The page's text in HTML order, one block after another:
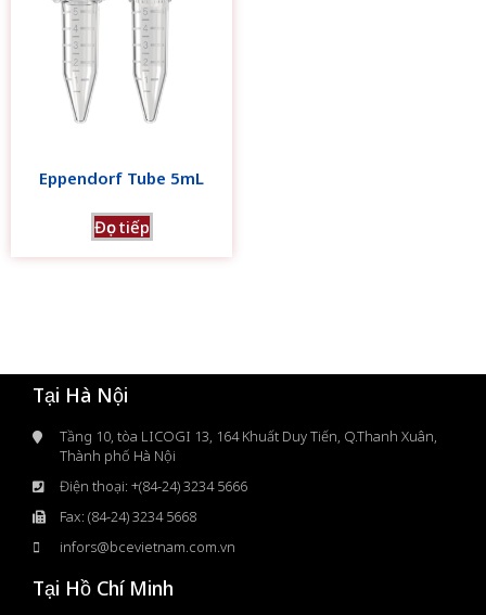
Eppendorf Tube 5mL
Đọc tiếp
Tại Hà Nội
Tầng 10, tòa LICOGI 13, 164 Khuất Duy Tiến, Q.Thanh Xuân,
Thành phố Hà Nội
Điện thoại: +(84-24) 3234 5666
Fax: (84-24) 3234 5668
infors@bcevietnam.com.vn
Tại Hồ Chí Minh